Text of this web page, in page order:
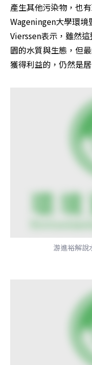
產生其他污染物，也
Wageningen大學環
Vierssen表示，雖然
園的水質與生態，但
獲得利益的，仍然是
游進裕解說